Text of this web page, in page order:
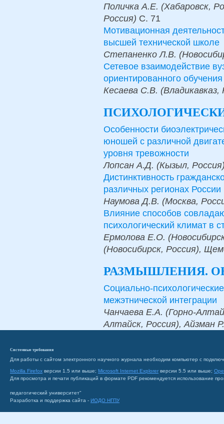
Поличка А.Е. (Хабаровск,
Россия) С. 71
Мотивационная
высшей технической школе
Степаненко Л.В.
Сетевое взаимодействие
ориентированного
Кесаева С.В. (Владикавказ,
Особенности
юношей с различной
уровня тревожности
Лопсан А.Д. (Кызыл,
Дистинктивность
различных регионах России
Наумова Д.В. (Москва,
Влияние способов
психологический климат в
Ермолова Е.О.
(Новосибирск, Россия),
РАЗМЫШЛЕНИЯ.
Социально-
межэтнической интеграции
Чанчаева Е.А. (Горно-
Алтайск, Россия), Айзман
Системные требования
Для работы с сайтом электронного научного журнала необходим компьютер с
Mozilla Firefox версии 1.5 или выше; Microsoft Internet Explorer версии 5.5 или выше;
Для просмотра и печати публикаций в формате PDF рекомендуется использование
педагогический университет"
Разработка и поддержка сайта - ИОДО НГПУ